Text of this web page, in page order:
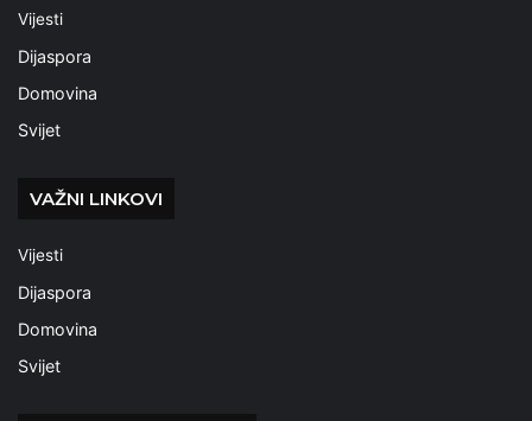
Vijesti
Dijaspora
Domovina
Svijet
VAŽNI LINKOVI
Vijesti
Dijaspora
Domovina
Svijet